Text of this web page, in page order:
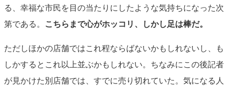
る、幸福な市民を目の当たりにしたような気持ちになった次
第である。 こちらまで心がホッコリ、しかし足は棒だ。
ただしほかの店舗ではこれ程ならばないかもしれないし、も
しかするとこれ以上並ぶかもしれない。ちなみにこの後記者
が見かけた別店舗では、すでに売り切れていた。気になる人